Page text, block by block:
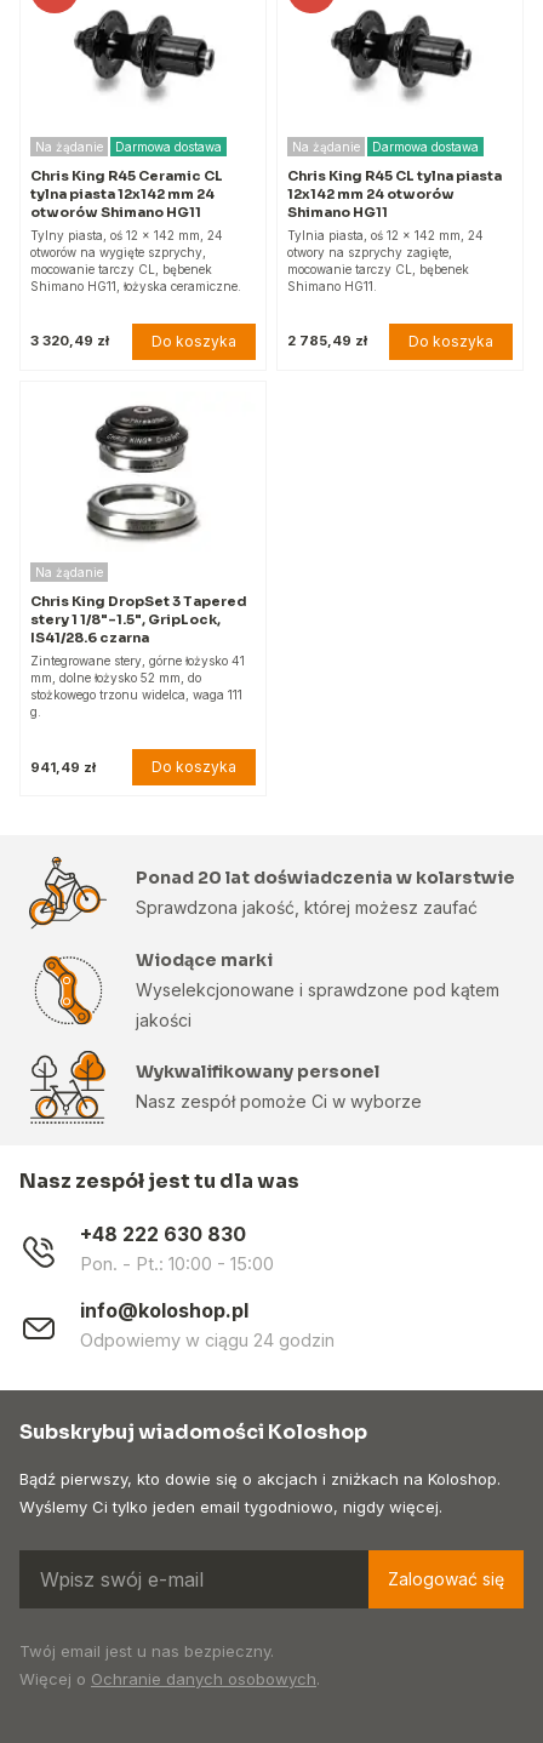
Na żądanie Darmowa dostawa
Chris King R45 Ceramic CL
tylna piasta 12x142 mm 24
otworów Shimano HG11
Tylny piasta, oś 12 x 142 mm, 24
otworów na wygięte szprychy,
mocowanie tarczy CL, bębenek
Shimano HG11, łożyska ceramiczne.
3 320,49 zł Do koszyka
Na żądanie Darmowa dostawa
Chris King R45 CL tylna piasta
12x142 mm 24 otworów
Shimano HG11
Tylnia piasta, oś 12 x 142 mm, 24
otwory na szprychy zagięte,
mocowanie tarczy CL, bębenek
Shimano HG11.
2 785,49 zł Do koszyka
Na żądanie
Chris King DropSet 3 Tapered
stery 1 1/8"-1.5", GripLock,
IS41/28.6 czarna
Zintegrowane stery, górne łożysko 41
mm, dolne łożysko 52 mm, do
stożkowego trzonu widelca, waga 111
g.
941,49 zł Do koszyka
Ponad 20 lat doświadczenia w kolarstwie
Sprawdzona jakość, której możesz zaufać
Wiodące marki
Wyselekcjonowane i sprawdzone pod kątem
jakości
Wykwalifikowany personel
Nasz zespół pomoże Ci w wyborze
Nasz zespół jest tu dla was
+48 222 630 830
Pon. - Pt.: 10:00 - 15:00
info@koloshop.pl
Odpowiemy w ciągu 24 godzin
Subskrybuj wiadomości Koloshop
Bądź pierwszy, kto dowie się o akcjach i zniżkach na Koloshop.
Wyślemy Ci tylko jeden email tygodniowo, nigdy więcej.
Zalogować się
Twój email jest u nas bezpieczny.
Więcej o Ochranie danych osobowych.